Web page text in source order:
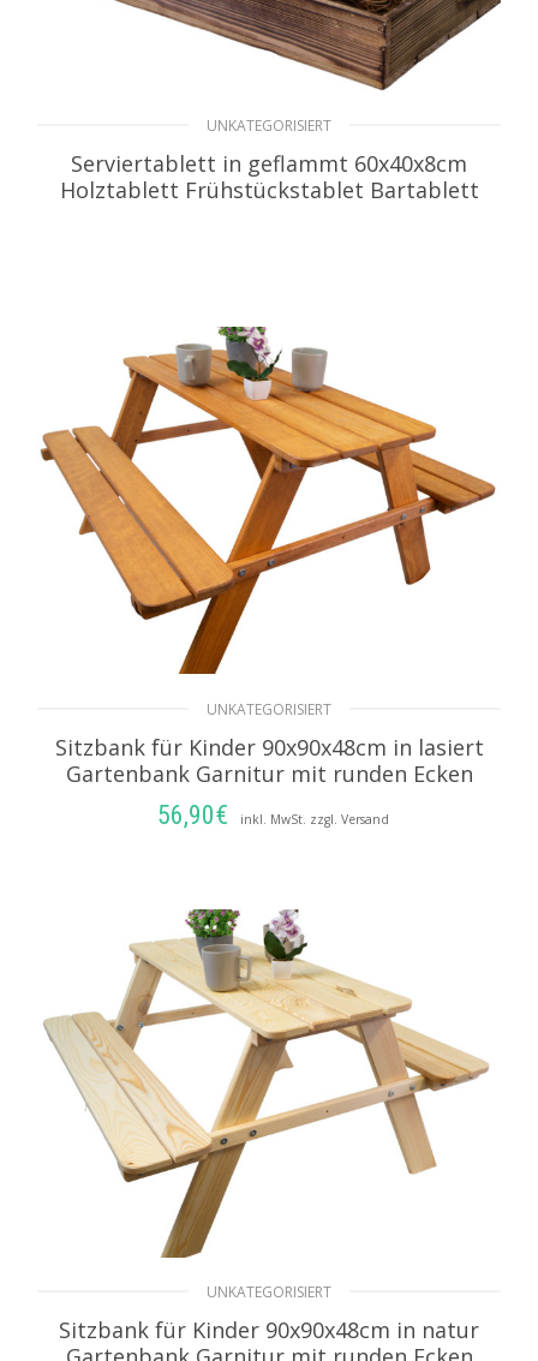
UNKATEGORISIERT
Serviertablett in geflammt 60x40x8cm
Holztablett Frühstückstablet Bartablett
UNKATEGORISIERT
Sitzbank für Kinder 90x90x48cm in lasiert
Gartenbank Garnitur mit runden Ecken
56,90€ inkl. MwSt. zzgl. Versand
UNKATEGORISIERT
Sitzbank für Kinder 90x90x48cm in natur